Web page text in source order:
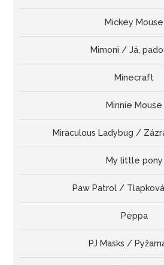
Mickey Mouse
Mimoni / Já,
Minecraft
Minnie Mouse
Miraculous Ladybug /
My little pony
Paw Patrol /
Peppa
PJ Masks /